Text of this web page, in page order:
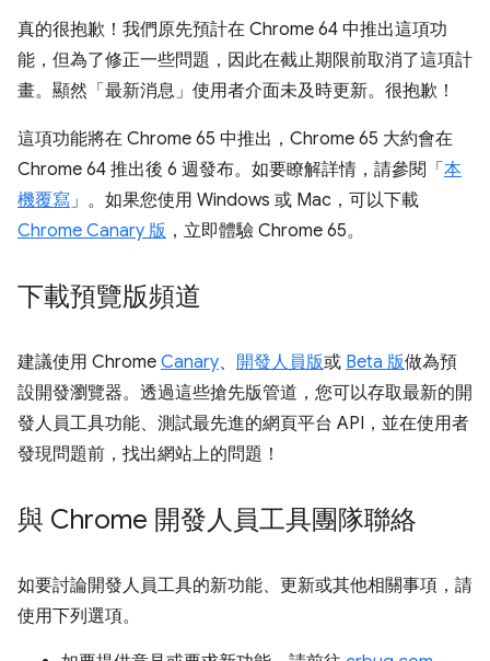
真的很抱歉！我們原先預計在 Chrome 64 中推出這項功
能，但為了修正一些問題，因此在截止期限前取消了這項計
畫。顯然「最新消息」使用者介面未及時更新。很抱歉！
這項功能將在 Chrome 65 中推出，Chrome 65 大約會在
Chrome 64 推出後 6 週發布。如要瞭解詳情，請參閱「本
機覆寫 」。如果您使用 Windows 或 Mac，可以下載
Chrome Canary 版 ，立即體驗 Chrome 65。
下載預覽版頻道
建議使用 Chrome Canary、 開發人員版或 Beta 版做為預
設開發瀏覽器。透過這些搶先版管道，您可以存取最新的開
發人員工具功能、測試最先進的網頁平台 API，並在使用者
發現問題前，找出網站上的問題！
與 Chrome 開發人員工具團隊聯絡
如要討論開發人員工具的新功能、更新或其他相關事項，請
使用下列選項。